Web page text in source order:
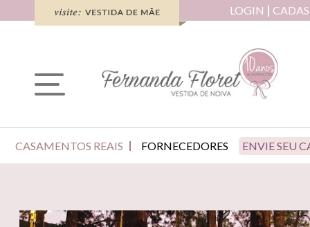
LOGIN
CASAMENTOS REAIS FORNECEDORES ENVIE SEU